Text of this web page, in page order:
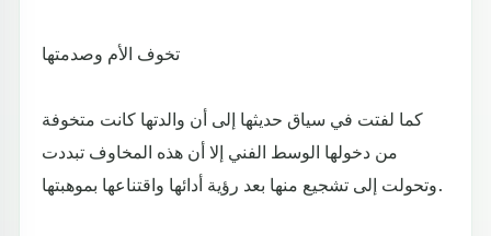
تخوف الأم وصدمتها
كما لفتت في سياق حديثها إلى أن والدتها كانت متخوفة
من دخولها الوسط الفني إلا أن هذه المخاوف تبددت
وتحولت إلى تشجيع منها بعد رؤية أدائها واقتناعها بموهبتها.